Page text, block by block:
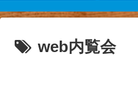
web内覧会